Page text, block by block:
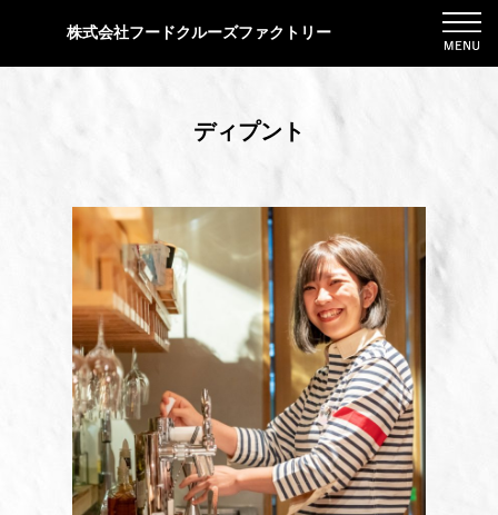
株式会社フードクルーズファクトリー
ディプント